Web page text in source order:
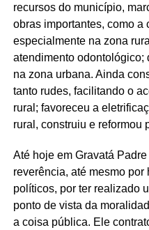
recursos do município,
obras importantes, como a
especialmente na zona
atendimento odontológico;
na zona urbana. Ainda
tanto rudes, facilitando o
rural; favoreceu a
rural, construiu e reformou
Até hoje em Gravatá
reverência, até mesmo
políticos, por ter realizado
ponto de vista da
a coisa pública. Ele